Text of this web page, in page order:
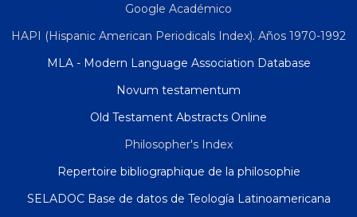
Google Académico
HAPI (Hispanic American Periodicals Index). Años 1970-1992
MLA - Modern Language Association Database
Novum testamentum
Old Testament Abstracts Online
Philosopher's Index
Repertoire bibliographique de la philosophie
SELADOC Base de datos de Teología Latinoamericana